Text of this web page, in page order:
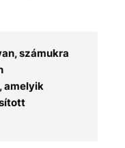
számukra
amelyik